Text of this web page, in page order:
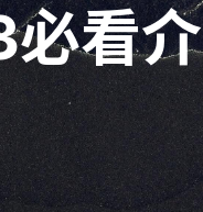
看介